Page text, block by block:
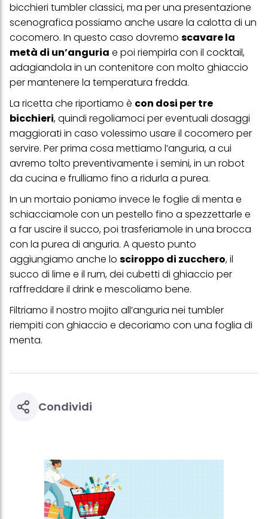
bicchieri tumbler classici, ma per una presentazione
scenografica possiamo anche usare la calotta di un
cocomero. In questo caso dovremo scavare la
metà di un’anguria e poi riempirla con il cocktail,
adagiandola in un contenitore con molto ghiaccio
per mantenere la temperatura fredda.
La ricetta che riportiamo è con dosi per tre
bicchieri, quindi regoliamoci per eventuali dosaggi
maggiorati in caso volessimo usare il cocomero per
servire. Per prima cosa mettiamo l’anguria, a cui
avremo tolto preventivamente i semini, in un robot
da cucina e frulliamo fino a ridurla a purea.
In un mortaio poniamo invece le foglie di menta e
schiacciamole con un pestello fino a spezzettarle e
a far uscire il succo, poi trasferiamole in una brocca
con la purea di anguria. A questo punto
aggiungiamo anche lo sciroppo di zucchero, il
succo di lime e il rum, dei cubetti di ghiaccio per
raffreddare il drink e mescoliamo bene.
Filtriamo il nostro mojito all’anguria nei tumbler
riempiti con ghiaccio e decoriamo con una foglia di
menta.
Condividi
visualizzare annunci pubblicitari che potrebbero interessarti
(basati, ad esempio, sui tuoi interessi identificati) su questo sito
web e altri media (di terzi) tramite i dispositivi assegnati a te o
alla tua famiglia, nonché per misurare e ottimizzare il successo
delle campagne pubblicitarie.
Puoi trovare maggiori informazioni sul trattamento dei tuoi dati
nella nostra Informativa sulla protezione dei dati collegata nel piè
di pagina (Sezione "Cookie, Pixel, Impronte digitali e tecnologie
effetto per il futuro disabilitando i cookie sul nostro sito web nella
sezione "Impostazioni cookie" collegata nel piè di pagina. Per
ulteriori informazioni sui cookie utilizzati su questo sito Web, in
particolare sul loro periodo di conservazione, consultare le
informazioni dettagliate su ciascun cookie disponibili facendo
clic su "modifica" di seguito".
Se fai clic su "Modifica" potrai trovare maggiori informazioni sul
trattamento dei tuoi dati / sull'uso dei cookie e consentirli per uno o
più degli scopi sopra menzionati. Cliccando su "Accetta tutto",
acconsenti all'uso dei cookie e al trattamento dei tuoi dati
personali per tutte le finalità sopra indicate. Se fai clic su "Rifiuta",
verranno utilizzati solo i cookie tecnicamente necessari per fornirti